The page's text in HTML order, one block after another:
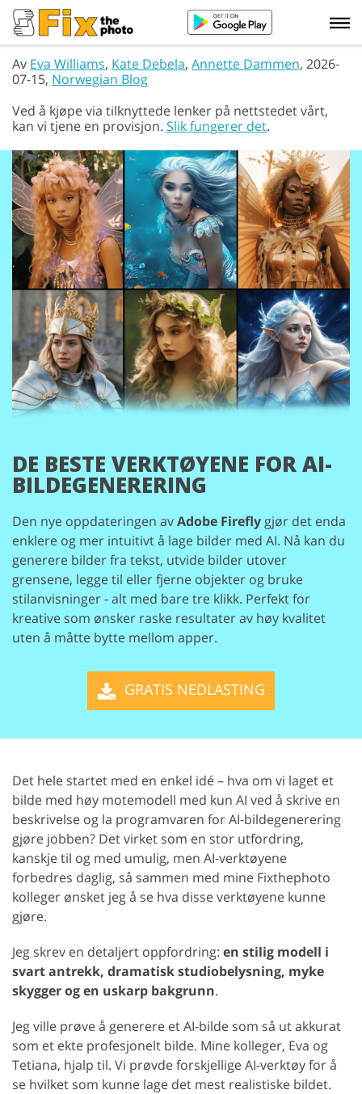
Av Eva Williams, Kate Debela, Annette Dammen, 2026-
07-15, Norwegian Blog
Ved å kjøpe via tilknyttede lenker på nettstedet vårt,
kan vi tjene en provisjon. Slik fungerer det.
DE BESTE VERKTØYENE FOR AI-
BILDEGENERERING
Den nye oppdateringen avAdobe Firefly gjør det enda
enklere og mer intuitivt å lage bilder med AI. Nå kan du
generere bilder fra tekst, utvide bilder utover
grensene, legge til eller fjerne objekter og bruke
stilanvisninger - alt med bare tre klikk. Perfekt for
kreative som ønsker raske resultater av høy kvalitet
uten å måtte bytte mellom apper.
GRATIS NEDLASTING
Det hele startet med en enkel idé – hva om vi laget et
bilde med høy motemodell med kun AI ved å skrive en
beskrivelse og la programvaren for AI-bildegenerering
gjøre jobben? Det virket som en stor utfordring,
kanskje til og med umulig, men AI-verktøyene
forbedres daglig, så sammen med mine Fixthephoto
kolleger ønsket jeg å se hva disse verktøyene kunne
gjøre.
Jeg skrev en detaljert oppfordring: en stilig modell i
svart antrekk, dramatisk studiobelysning, myke
skygger og en uskarp bakgrunn.
Jeg ville prøve å generere et AI-bilde som så ut akkurat
som et ekte profesjonelt bilde. Mine kolleger, Eva og
Tetiana, hjalp til. Vi prøvde forskjellige AI-verktøy for å
se hvilket som kunne lage det mest realistiske bildet.